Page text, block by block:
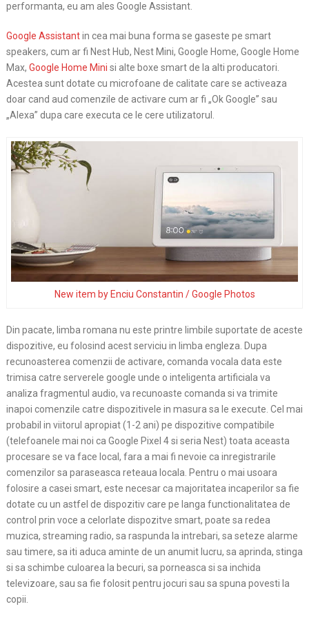
performanta, eu am ales Google Assistant.
Google Assistantin cea mai buna forma se gaseste pe smart
speakers, cum ar fi Nest Hub, Nest Mini, Google Home, Google Home
Max, Google Home Mini si alte boxe smart de la alti producatori.
Acestea sunt dotate cu microfoane de calitate care se activeaza
doar cand aud comenzile de activare cum ar fi „Ok Google” sau
„Alexa” dupa care executa ce le cere utilizatorul.
New item by Enciu Constantin / Google Photos
Din pacate, limba romana nu este printre limbile suportate de aceste
dispozitive, eu folosind acest serviciu in limba engleza. Dupa
recunoasterea comenzii de activare, comanda vocala data este
trimisa catre serverele google unde o inteligenta artificiala va
analiza fragmentul audio, va recunoaste comanda si va trimite
inapoi comenzile catre dispozitivele in masura sa le execute. Cel mai
probabil in viitorul apropiat (1-2 ani) pe dispozitive compatibile
(telefoanele mai noi ca Google Pixel 4 si seria Nest) toata aceasta
procesare se va face local, fara a mai fi nevoie ca inregistrarile
comenzilor sa paraseasca reteaua locala. Pentru o mai usoara
folosire a casei smart, este necesar ca majoritatea incaperilor sa fie
dotate cu un astfel de dispozitiv care pe langa functionalitatea de
control prin voce a celorlate dispozitve smart, poate sa redea
muzica, streaming radio, sa raspunda la intrebari, sa seteze alarme
sau timere, sa iti aduca aminte de un anumit lucru, sa aprinda, stinga
si sa schimbe culoarea la becuri, sa porneasca si sa inchida
televizoare, sau sa fie folosit pentru jocuri sau sa spuna povesti la
copii.